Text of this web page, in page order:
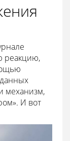
реакцию,
механизм,
И вот